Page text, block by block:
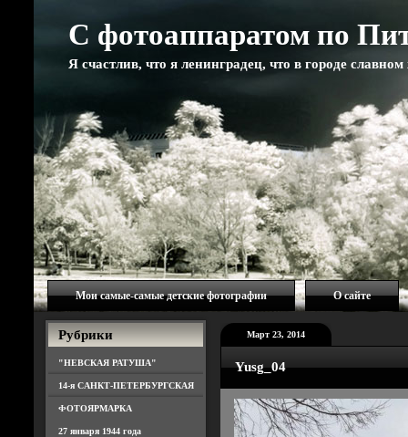
С фотоаппаратом по
Я счастлив, что я ленинградец, что в городе
Мои самые-самые детские фотографии О сайте
Рубрики
"НЕВСКАЯ РАТУША"
14-я САНКТ-ПЕТЕРБУРГСКАЯ
ФОТОЯРМАРКА
27 января 1944 года
Март 23, 2014
Yusg_04